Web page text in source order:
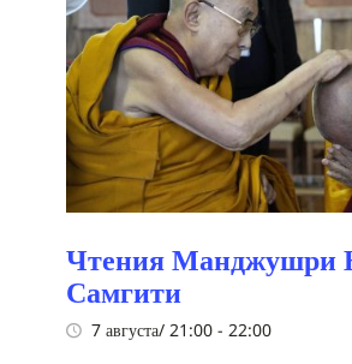
Чтения Манджушри
Самгити
7 августа/ 21:00 - 22:00